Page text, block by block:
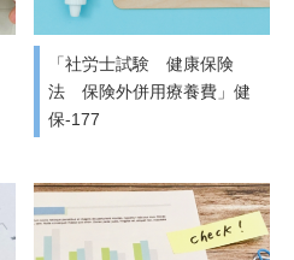
「社労士試験 健康保険
法 保険外併用療養費」健
保-177